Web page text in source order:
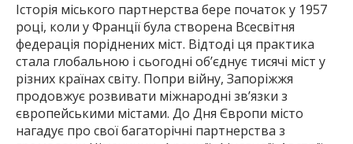
Історія міського партнерства бере початок у 1957
році, коли у Франції була створена Всесвітня
федерація поріднених міст. Відтоді ця практика
стала глобальною і сьогодні об’єднує тисячі міст у
різних країнах світу. Попри війну, Запоріжжя
продовжує розвивати міжнародні зв’язки з
європейськими містами. До Дня Європи місто
нагадує про свої багаторічні партнерства з